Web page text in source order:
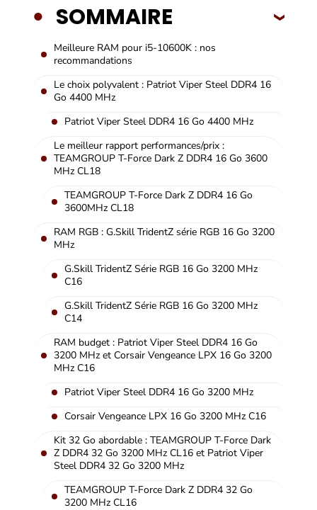
SOMMAIRE
Meilleure RAM pour i5-10600K : nos
recommandations
Le choix polyvalent : Patriot Viper Steel DDR4 16
Go 4400 MHz
Patriot Viper Steel DDR4 16 Go 4400 MHz
Le meilleur rapport performances/prix :
TEAMGROUP T-Force Dark Z DDR4 16 Go 3600
MHz CL18
TEAMGROUP T-Force Dark Z DDR4 16 Go
3600MHz CL18
RAM RGB : G.Skill TridentZ série RGB 16 Go 3200
MHz
G.Skill TridentZ Série RGB 16 Go 3200 MHz
C16
G.Skill TridentZ Série RGB 16 Go 3200 MHz
C14
RAM budget : Patriot Viper Steel DDR4 16 Go
3200 MHz et Corsair Vengeance LPX 16 Go 3200
MHz C16
Patriot Viper Steel DDR4 16 Go 3200 MHz
Corsair Vengeance LPX 16 Go 3200 MHz C16
Kit 32 Go abordable : TEAMGROUP T-Force Dark
Z DDR4 32 Go 3200 MHz CL16 et Patriot Viper
Steel DDR4 32 Go 3200 MHz
TEAMGROUP T-Force Dark Z DDR4 32 Go
3200 MHz CL16